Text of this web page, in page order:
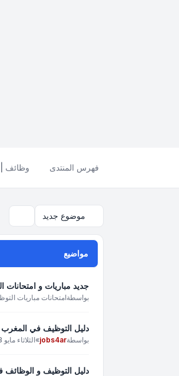
فهرس المنتدى وظائف
موضوع جديد
مواضيع
جديد مباريات و امتحانات التوظيف بالمغرب 2014 اخبار
بواسطةامتحانات مباريات
دليل التوظيف في
بواسطةjobs4ar
»الثلاثاء مايو 28, 2013 3:54 am
دليل التوظيف و الوظائف في